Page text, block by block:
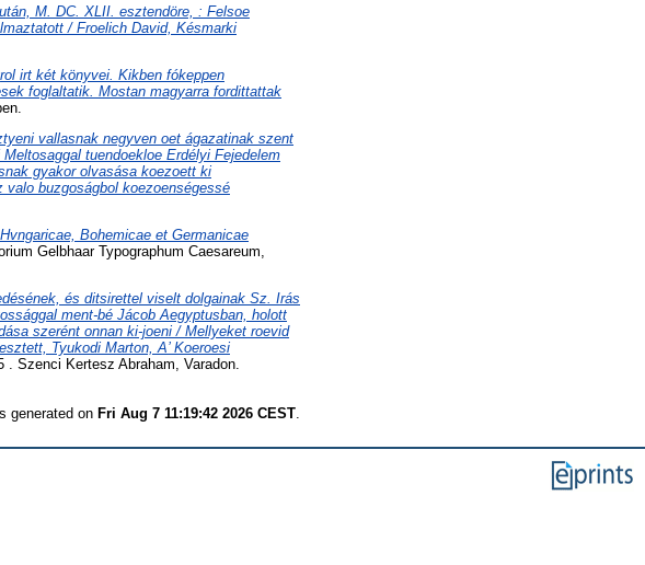
M. DC. XLII. esztendöre, : Felsoe
/ Froelich David, Késmarki
irt két könyvei. Kikben fókeppen
foglaltatik. Mostan magyarra fordittattak
vallasnak negyven oet ágazatinak szent
tuendoekloe Erdélyi Fejedelem
gyakor olvasása koezoett ki
buzgoságbol koezoenségessé
Bohemicae et Germanicae
Gelbhaar Typographum Caesareum,
és ditsirettel viselt dolgainak Sz. Irás
ment-bé Jácob Aegyptusban, holott
szerént onnan ki-joeni / Mellyeket roevid
Tyukodi Marton, A’ Koeroesi
. Szenci Kertesz Abraham, Varadon.
generated on Fri Aug 7 11:19:42 2026 CEST